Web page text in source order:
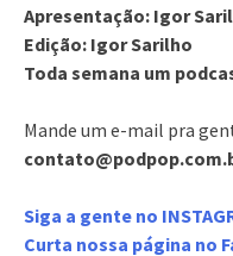
Apresentação: Igor
Edição: Igor Sarilho
Toda semana um
Mande um e-mail pra
Siga a gente no
Curta nossa página no